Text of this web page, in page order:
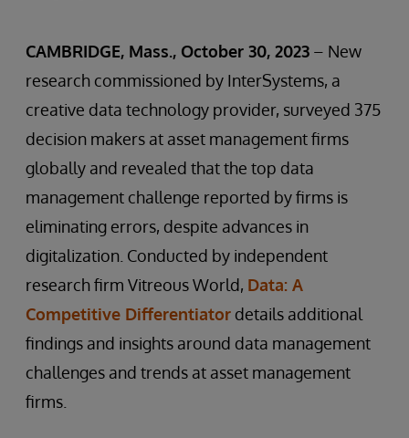
CAMBRIDGE, Mass., October 30, 2023 – New
research commissioned by InterSystems, a
creative data technology provider, surveyed 375
decision makers at asset management firms
globally and revealed that the top data
management challenge reported by firms is
eliminating errors, despite advances in
digitalization. Conducted by independent
research firm Vitreous World, Data: A
Competitive Differentiator details additional
findings and insights around data management
challenges and trends at asset management
firms.